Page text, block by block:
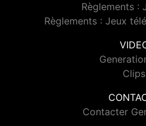
Règlements :
Règlements : Jeux
Clips
Contacter